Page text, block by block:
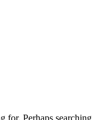
for. Perhaps searching